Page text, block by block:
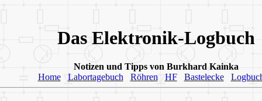
Das Elektronik-Logbuch
Notizen und Tipps von Burkhard Kainka
Home
Labortagebuch Röhren HF Bastelecke